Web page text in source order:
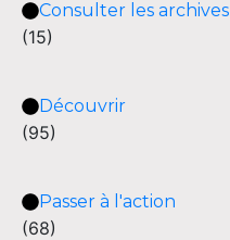
Consulter les archives
(15)
Découvrir
(95)
Passer à l'action
(68)